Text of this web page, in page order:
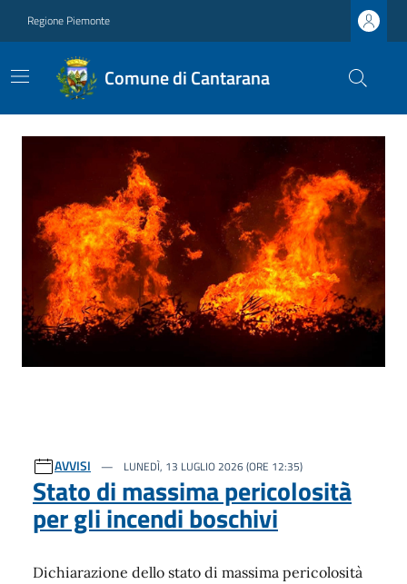
Regione Piemonte
Comune di Cantarana
Ultime notizie
AVVISI LUNEDÌ, 13 LUGLIO 2026 (ORE 12:35)
Stato di massima pericolosità
per gli incendi boschivi
Dichiarazione dello stato di massima pericolosità